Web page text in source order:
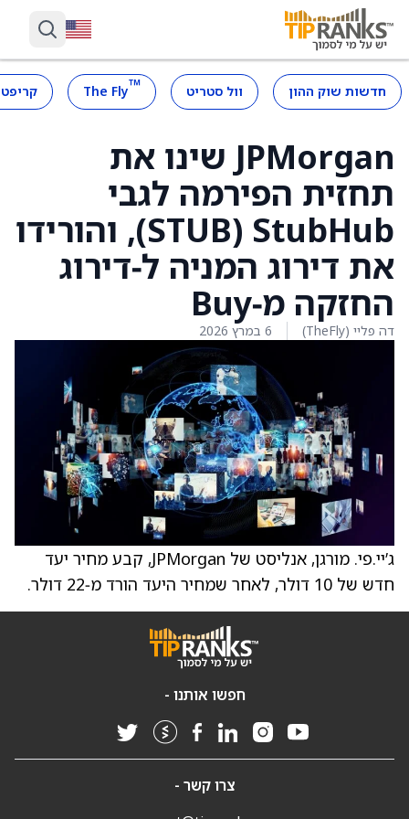
חדשות שוק ההון וול סטריט ™
The Fly
JPMorgan שינו את
תחזית הפירמה לגבי
StubHub ‏(STUB), והורידו
את דירוג המניה ל‑דירוג
החזקה מ‑Buy
דה פליי (TheFly) 6 במרץ 2026
ג’יי.פי. מורגן, אנליסט של JPMorgan, קבע מחיר יעד
חדש של 10 דולר, לאחר שמחיר היעד הורד מ‑22 דולר.
חפשו אותנו -
צרו קשר -